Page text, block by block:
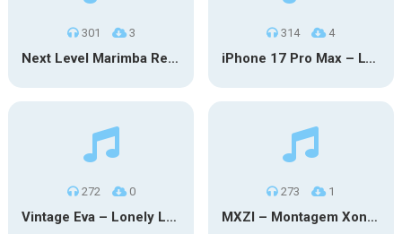
301 3
Next Level Marimba Remix
314 4
iPhone 17 Pro Max – Lyubimka
272 0
Vintage Eva – Lonely Lonely (iPhone)
273 1
MXZI – Montagem Xonada (iPhone)